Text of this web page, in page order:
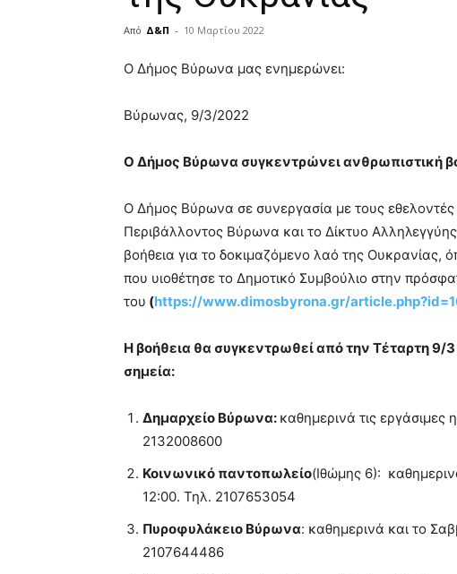
Από Δ&Π - 10 Μαρτίου 2022
blonde
lesbians
hot
show.desi
lyons
teaches
you
meaning
of
pornhun
porn
Ο Δήμος Βύρωνα μας ενημερώνει:
Βύρωνας, 9/3/2022
Ο Δήμος Βύρωνα συγκεντρώνει ανθρωπιστική
Ο Δήμος Βύρωνα σε συνεργασία με τους
Περιβάλλοντος Βύρωνα και το Δίκτυο
βοήθεια για το δοκιμαζόμενο λαό της Ουκρανίας,
που υιοθέτησε το Δημοτικό Συμβούλιο στην
του (https://www.dimosbyrona.gr/
Η βοήθεια θα συγκεντρωθεί από την Τέταρτη
σημεία:
Δημαρχείο Βύρωνα: καθημερινά τις εργάσιμες
2132008600
Κοινωνικό παντοπωλείο(Ιθώμης 6):
12:00. Τηλ. 2107653054
Πυροφυλάκειο Βύρωνα: καθημερινά και το
2107644486